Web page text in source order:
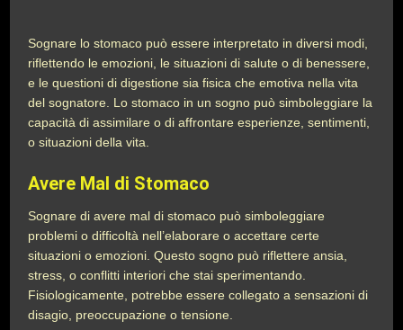
Sognare lo stomaco può essere interpretato in diversi modi,
riflettendo le emozioni, le situazioni di salute o di benessere,
e le questioni di digestione sia fisica che emotiva nella vita
del sognatore. Lo stomaco in un sogno può simboleggiare la
capacità di assimilare o di affrontare esperienze, sentimenti,
o situazioni della vita.
Avere Mal di Stomaco
Sognare di avere mal di stomaco può simboleggiare
problemi o difficoltà nell’elaborare o accettare certe
situazioni o emozioni. Questo sogno può riflettere ansia,
stress, o conflitti interiori che stai sperimentando.
Fisiologicamente, potrebbe essere collegato a sensazioni di
disagio, preoccupazione o tensione.